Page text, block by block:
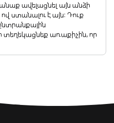
ավելացնել այն անձի
ստանալու է այն: Դուք
տեղեկացնեք առաքիչին, որ